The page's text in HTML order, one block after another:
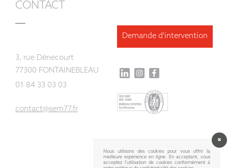
CONTACT
3, rue Dénecourt
77300 FONTAINEBLEAU
01 84 33 03 03
contact@sem77.fr
Demande d'intervention
Nous utilisons des cookies pour vous offrir la
meilleure expérience en ligne. En acceptant, vous
acceptez l'utilisation de cookies conformément à